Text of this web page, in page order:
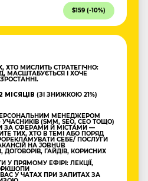
$159 (-10%)
ХТО МИСЛИТЬ СТРАТЕГІЧНО:
МАСШТАБУЄТЬСЯ І ХОЧЕ
МІСЯЦІВ (ЗІ ЗНИЖКОЮ 21%)
МЕНЕДЖЕРОМ
(SMM, SEO, CEO ТОЩО)
ЗА СФЕРАМИ Й МІСТАМИ —
ТИХ, ХТО В ТЕМІ АБО ПОРЯД
СЕБЕ/ ПОСЛУГИ
НА JOBHUB
ДОГОВОРІВ, ГАЙДІВ, КОРИСНИХ
У ПРЯМОМУ ЕФІРІ: ЛЕКЦІЇ,
У ЧАТАХ ПРИ ЗАПИТАХ ЗА